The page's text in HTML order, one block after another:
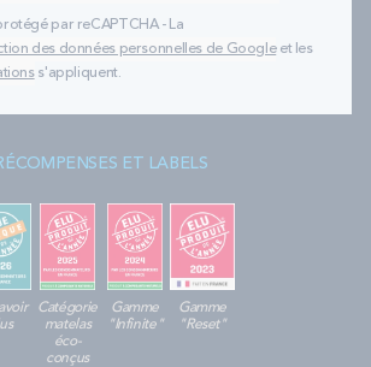
par reCAPTCHA - La
des données personnelles de Googleet les
s'appliquent.
ET LABELS
Catégorie
matelas
éco-
conçus
Gamme
"Infinite"
Gamme
"Reset"